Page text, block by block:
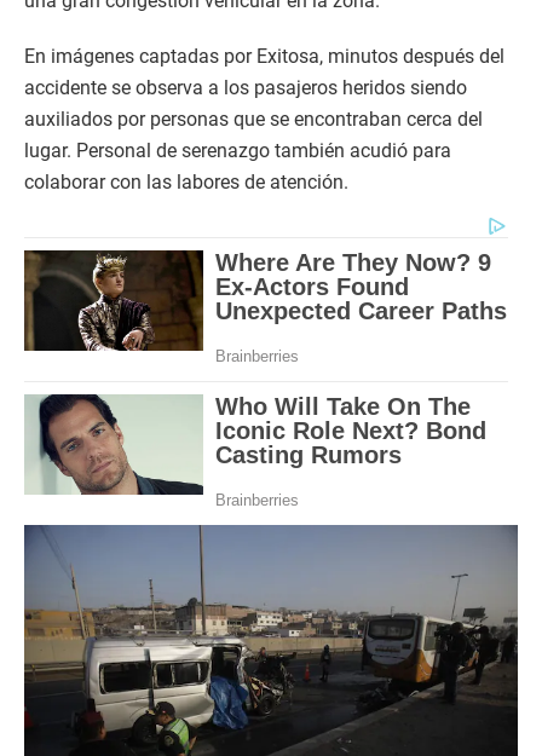
En imágenes captadas por Exitosa, minutos después del
accidente se observa a los pasajeros heridos siendo
auxiliados por personas que se encontraban cerca del
lugar. Personal de serenazgo también acudió para
colaborar con las labores de atención.